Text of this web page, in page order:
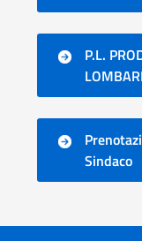
P.L.
Sindaco